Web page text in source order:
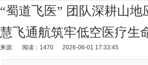
“蜀道飞医” 团队深耕山
慧飞通航筑牢低空医疗生
来源: 阅读：1470 2026-06-01 17:33:45